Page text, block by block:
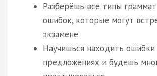
Разберёшь все типы
ошибок, которые могут
экзамене
Научишься находить ошибки
предложениях и будешь